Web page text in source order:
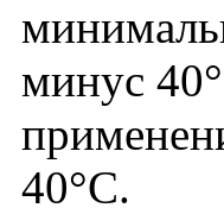
минус
40°С.